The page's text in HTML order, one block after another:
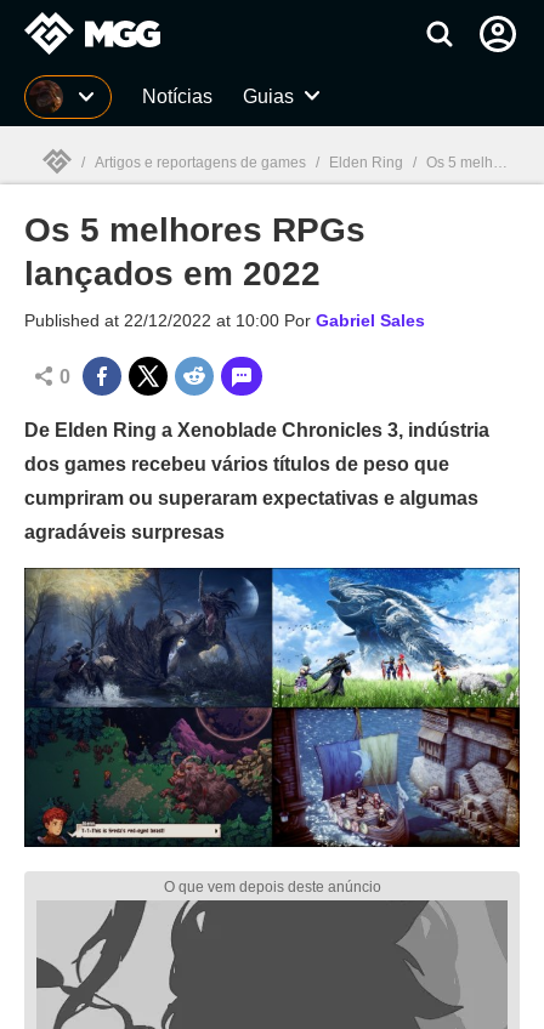
Millenium Notícias Guias
Millenium
/ Artigos e reportagens de games / Elden Ring / Os 5 melhores RPGs lançados em 2022
Os 5 melhores RPGs
lançados em 2022
Published at 22/12/2022 at 10:00 Por Gabriel Sales
0
De Elden Ring a Xenoblade Chronicles 3, indústria
dos games recebeu vários títulos de peso que
cumpriram ou superaram expectativas e algumas
agradáveis surpresas